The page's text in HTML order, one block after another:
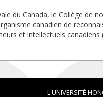
du Canada, le Collège de
canadien de
et intellectuels
L'UNIVERSITÉ